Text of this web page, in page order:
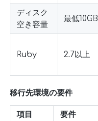
ディスク
空き容量
最低10GB
Ruby 2.7以上
移行先環境の要件
項目 要件